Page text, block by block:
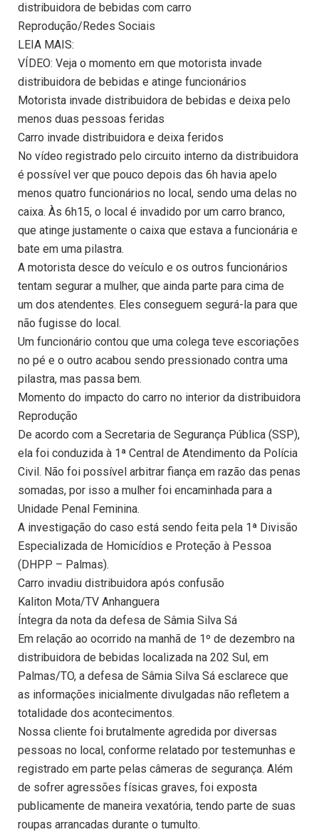
distribuidora de bebidas com carro
Reprodução/Redes Sociais
LEIA MAIS:
VÍDEO: Veja o momento em que motorista invade
distribuidora de bebidas e atinge funcionários
Motorista invade distribuidora de bebidas e deixa pelo
menos duas pessoas feridas
Carro invade distribuidora e deixa feridos
No vídeo registrado pelo circuito interno da distribuidora
é possível ver que pouco depois das 6h havia apelo
menos quatro funcionários no local, sendo uma delas no
caixa. Às 6h15, o local é invadido por um carro branco,
que atinge justamente o caixa que estava a funcionária e
bate em uma pilastra.
A motorista desce do veículo e os outros funcionários
tentam segurar a mulher, que ainda parte para cima de
um dos atendentes. Eles conseguem segurá-la para que
não fugisse do local.
Um funcionário contou que uma colega teve escoriações
no pé e o outro acabou sendo pressionado contra uma
pilastra, mas passa bem.
Momento do impacto do carro no interior da distribuidora
Reprodução
De acordo com a Secretaria de Segurança Pública (SSP),
ela foi conduzida à 1ª Central de Atendimento da Polícia
Civil. Não foi possível arbitrar fiança em razão das penas
somadas, por isso a mulher foi encaminhada para a
Unidade Penal Feminina.
A investigação do caso está sendo feita pela 1ª Divisão
Especializada de Homicídios e Proteção à Pessoa
(DHPP – Palmas).
Carro invadiu distribuidora após confusão
Kaliton Mota/TV Anhanguera
Íntegra da nota da defesa de Sâmia Silva Sá
Em relação ao ocorrido na manhã de 1º de dezembro na
distribuidora de bebidas localizada na 202 Sul, em
Palmas/TO, a defesa de Sâmia Silva Sá esclarece que
as informações inicialmente divulgadas não refletem a
totalidade dos acontecimentos.
Nossa cliente foi brutalmente agredida por diversas
pessoas no local, conforme relatado por testemunhas e
registrado em parte pelas câmeras de segurança. Além
de sofrer agressões físicas graves, foi exposta
publicamente de maneira vexatória, tendo parte de suas
roupas arrancadas durante o tumulto.